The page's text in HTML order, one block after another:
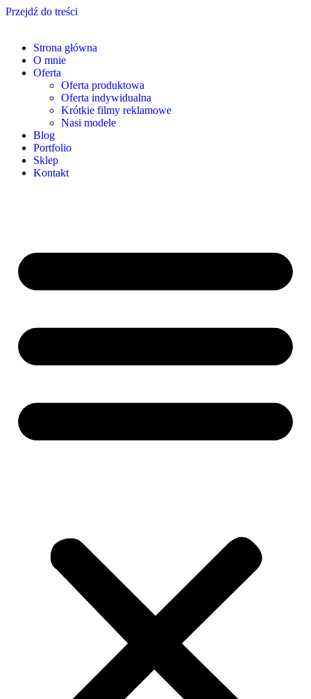
Przejdź do treści
Strona główna
O mnie
Oferta
Oferta produktowa
Oferta indywidualna
Krótkie filmy reklamowe
Nasi modele
Blog
Portfolio
Sklep
Kontakt